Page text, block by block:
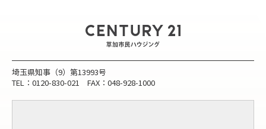
埼玉県知事（9）第13993号
TEL：0120-830-021 FAX：048-928-1000